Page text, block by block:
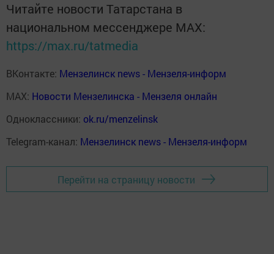
Читайте новости Татарстана в
национальном мессенджере MАХ:
https://max.ru/tatmedia
ВКонтакте: Мензелинск news - Мензеля-информ
MAX: Новости Мензелинска - Мензеля онлайн
Одноклассники: ok.ru/menzelinsk
Telegram-канал: Мензелинск news - Мензеля-информ
Перейти на страницу новости